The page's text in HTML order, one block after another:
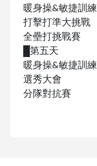
暖身操&敏捷訓練
打擊打準大挑戰
全壘打挑戰賽
第五天
暖身操&敏捷訓練
選秀大會
分隊對抗賽